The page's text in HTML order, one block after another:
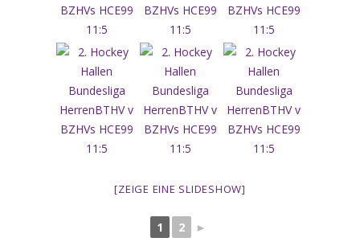
[ZEIGE EINE SLIDESHOW]
1 2 ►